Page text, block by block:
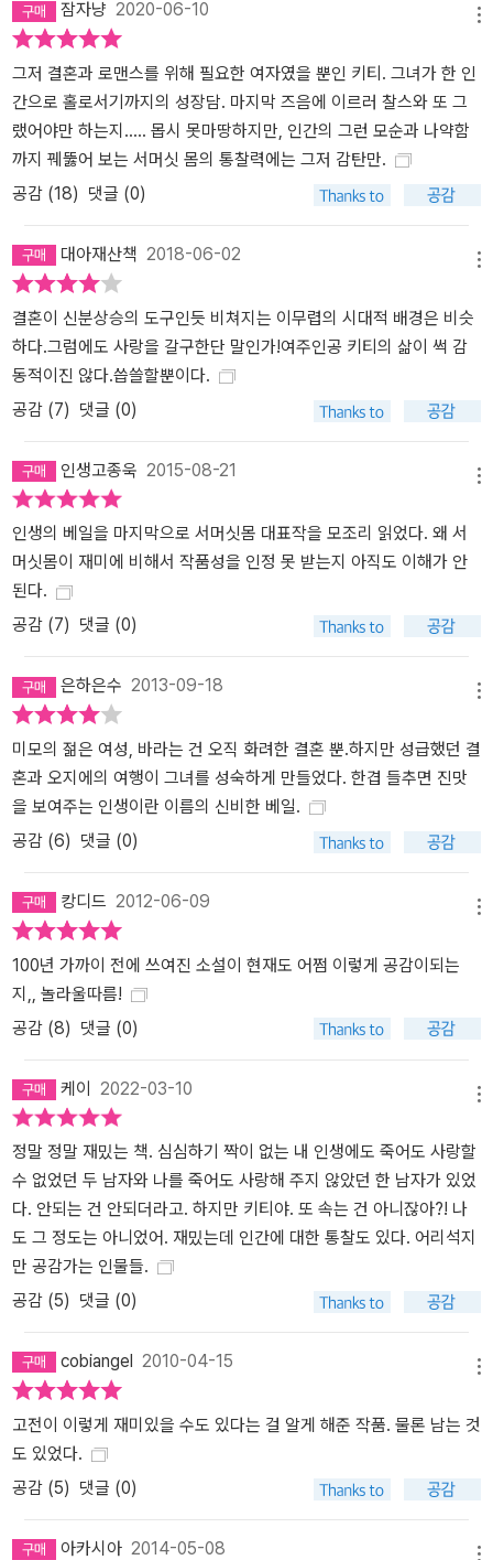
잠자냥 2020-06-10
그저 결혼과 로맨스를 위해 필요한 여자였을 뿐인 키티. 그녀가 한 인
간으로 홀로서기까지의 성장담. 마지막 즈음에 이르러 찰스와 또 그
랬어야만 하는지..... 몹시 못마땅하지만, 인간의 그런 모순과 나약함
까지 꿰뚫어 보는 서머싯 몸의 통찰력에는 그저 감탄만.
공감 (18) 댓글 (0)
대아재산책 2018-06-02
결혼이 신분상승의 도구인듯 비쳐지는 이무렵의 시대적 배경은 비슷
하다.그럼에도 사랑을 갈구한단 말인가!여주인공 키티의 삶이 썩 감
동적이진 않다.씁쓸할뿐이다.
공감 (7) 댓글 (0)
인생고종욱 2015-08-21
인생의 베일을 마지막으로 서머싯몸 대표작을 모조리 읽었다. 왜 서
머싯몸이 재미에 비해서 작품성을 인정 못 받는지 아직도 이해가 안
된다.
공감 (7) 댓글 (0)
은하은수 2013-09-18
미모의 젊은 여성, 바라는 건 오직 화려한 결혼 뿐.하지만 성급했던 결
혼과 오지에의 여행이 그녀를 성숙하게 만들었다. 한겹 들추면 진맛
을 보여주는 인생이란 이름의 신비한 베일.
공감 (6) 댓글 (0)
캉디드 2012-06-09
100년 가까이 전에 쓰여진 소설이 현재도 어쩜 이렇게 공감이되는
지,, 놀라울따름!
공감 (8) 댓글 (0)
케이 2022-03-10
정말 정말 재밌는 책. 심심하기 짝이 없는 내 인생에도 죽어도 사랑할
수 없었던 두 남자와 나를 죽어도 사랑해 주지 않았던 한 남자가 있었
다. 안되는 건 안되더라고. 하지만 키티야. 또 속는 건 아니잖아?! 나
도 그 정도는 아니었어. 재밌는데 인간에 대한 통찰도 있다. 어리석지
만 공감가는 인물들.
공감 (5) 댓글 (0)
cobiangel 2010-04-15
고전이 이렇게 재미있을 수도 있다는 걸 알게 해준 작품. 물론 남는 것
도 있었다.
공감 (5) 댓글 (0)
아카시아 2014-05-08